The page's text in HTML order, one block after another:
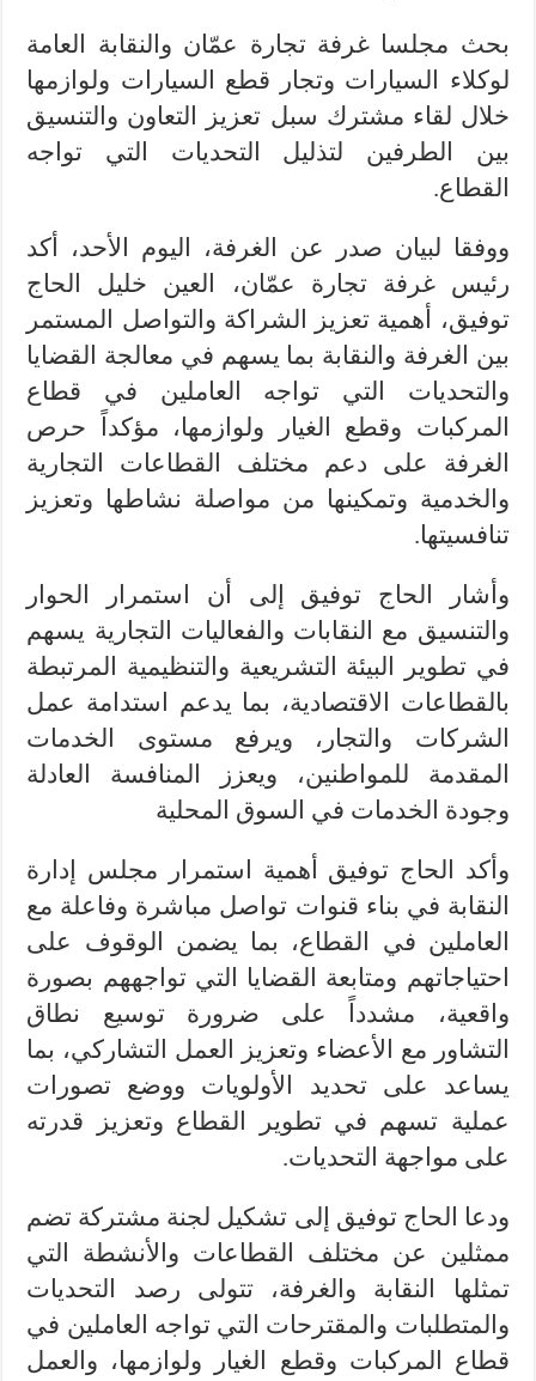
بحث مجلسا غرفة تجارة عمّان والنقابة العامة
لوكلاء السيارات وتجار قطع السيارات ولوازمها
خلال لقاء مشترك سبل تعزيز التعاون والتنسيق
بين الطرفين لتذليل التحديات التي تواجه
القطاع.
ووفقا لبيان صدر عن الغرفة، اليوم الأحد، أكد
رئيس غرفة تجارة عمّان، العين خليل الحاج
توفيق، أهمية تعزيز الشراكة والتواصل المستمر
بين الغرفة والنقابة بما يسهم في معالجة القضايا
والتحديات التي تواجه العاملين في قطاع
المركبات وقطع الغيار ولوازمها، مؤكداً حرص
الغرفة على دعم مختلف القطاعات التجارية
والخدمية وتمكينها من مواصلة نشاطها وتعزيز
تنافسيتها.
وأشار الحاج توفيق إلى أن استمرار الحوار
والتنسيق مع النقابات والفعاليات التجارية يسهم
في تطوير البيئة التشريعية والتنظيمية المرتبطة
بالقطاعات الاقتصادية، بما يدعم استدامة عمل
الشركات والتجار، ويرفع مستوى الخدمات
المقدمة للمواطنين، ويعزز المنافسة العادلة
وجودة الخدمات في السوق المحلية
وأكد الحاج توفيق أهمية استمرار مجلس إدارة
النقابة في بناء قنوات تواصل مباشرة وفاعلة مع
العاملين في القطاع، بما يضمن الوقوف على
احتياجاتهم ومتابعة القضايا التي تواجههم بصورة
واقعية، مشدداً على ضرورة توسيع نطاق
التشاور مع الأعضاء وتعزيز العمل التشاركي، بما
يساعد على تحديد الأولويات ووضع تصورات
عملية تسهم في تطوير القطاع وتعزيز قدرته
على مواجهة التحديات.
ودعا الحاج توفيق إلى تشكيل لجنة مشتركة تضم
ممثلين عن مختلف القطاعات والأنشطة التي
تمثلها النقابة والغرفة، تتولى رصد التحديات
والمتطلبات والمقترحات التي تواجه العاملين في
قطاع المركبات وقطع الغيار ولوازمها، والعمل